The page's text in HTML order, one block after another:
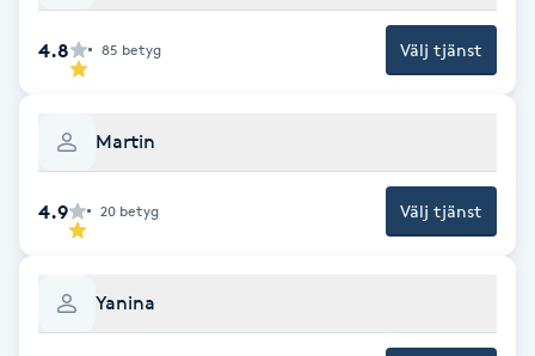
Friskvård
Frisör
Funktionsanalys
Färgning
4.8 85 betyg Välj tjänst
Martin
4.9 20 betyg Välj tjänst
Yanina